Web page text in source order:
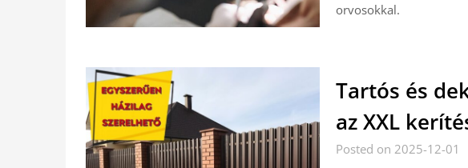
orvosokkal.
Tartós és
az XXL
Posted on 2025-12-01